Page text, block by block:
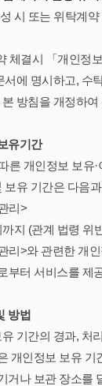
시 또는 위탁계약
체결시 「개인정
서에 명시하고, 수
방침을 개정하여
유기간
른 개인정보 보유
보유 기간은 다음
리>
지 (관계 법령 위
리>와 관련한 개
부터 서비스를 제
방법
기간의 경과, 처
개인정보 보유
거나 보관 장소를